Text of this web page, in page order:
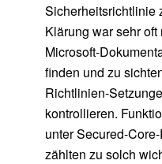
Sicherheitsrichtlinie
Klärung war sehr
Microsoft-
finden und zu
Richtlinien-
kontrollieren.
unter Secured-
zählten zu solch